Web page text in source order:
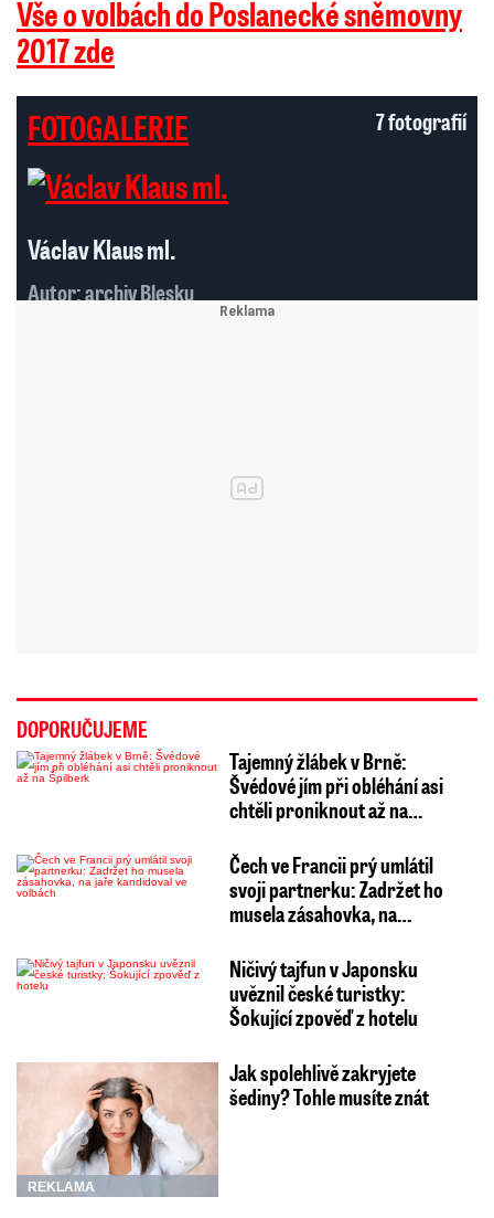
Vše o volbách do Poslanecké sněmovny
2017 zde
FOTOGALERIE
7 fotografií
Václav Klaus ml.
Autor: archiv Blesku
DOPORUČUJEME
Tajemný žlábek v Brně:
Švédové jím při obléhání asi
chtěli proniknout až na…
Čech ve Francii prý umlátil
svoji partnerku: Zadržet ho
musela zásahovka, na…
Ničivý tajfun v Japonsku
uvěznil české turistky:
Šokující zpověď z hotelu
REKLAMA
Jak spolehlivě zakryjete
šediny? Tohle musíte znát